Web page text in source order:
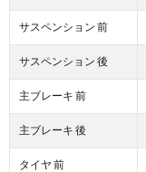
サスペンション 前
サスペンション 後
主ブレーキ 前
主ブレーキ 後
タイヤ 前